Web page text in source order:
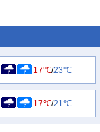
17℃/23℃
17℃/21℃